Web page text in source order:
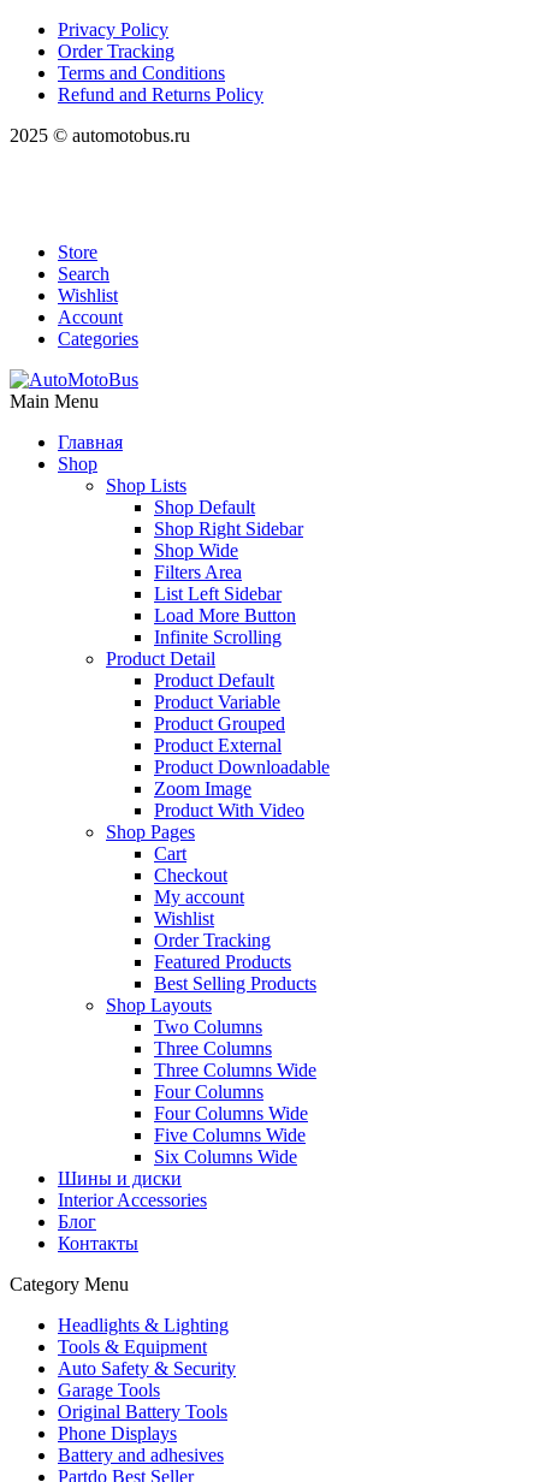
Privacy Policy
Order Tracking
Terms and Conditions
Refund and Returns Policy
2025 © automotobus.ru
Store
Search
Wishlist
Account
Categories
Main Menu
Главная
Shop
Shop Lists
Shop Default
Shop Right Sidebar
Shop Wide
Filters Area
List Left Sidebar
Load More Button
Infinite Scrolling
Product Detail
Product Default
Product Variable
Product Grouped
Product External
Product Downloadable
Zoom Image
Product With Video
Shop Pages
Cart
Checkout
My account
Wishlist
Order Tracking
Featured Products
Best Selling Products
Shop Layouts
Two Columns
Three Columns
Three Columns Wide
Four Columns
Four Columns Wide
Five Columns Wide
Six Columns Wide
Шины и диски
Interior Accessories
Блог
Контакты
Category Menu
Headlights & Lighting
Tools & Equipment
Auto Safety & Security
Garage Tools
Original Battery Tools
Phone Displays
Battery and adhesives
Partdo Best Seller